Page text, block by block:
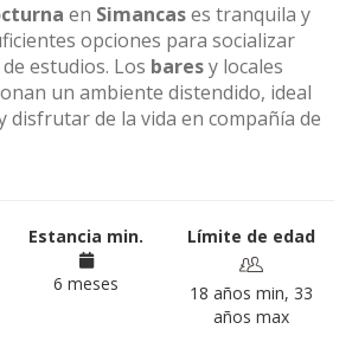
en Simancases tranquila y
opciones para socializar
estudios. Los baresy locales
un ambiente distendido, ideal
disfrutar de la vida en compañía de
Estancia min.
6 meses
Límite de edad
18 años min, 33
años max